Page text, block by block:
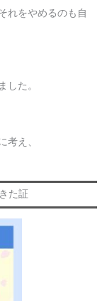
れをやめるのも自
た。
え、
た証